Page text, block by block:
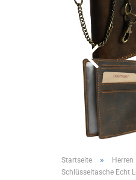
Startseite » Herren
Schlüsseltasche Echt